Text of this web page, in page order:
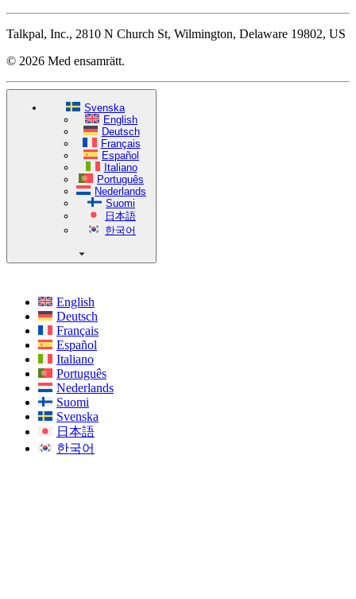
Talkpal, Inc., 2810 N Church St, Wilmington, Delaware 19802, US
© 2026 Med ensamrätt.
Svenska
English
Deutsch
Français
Español
Italiano
Português
Nederlands
Suomi
日本語
한국어
English
Deutsch
Français
Español
Italiano
Português
Nederlands
Suomi
Svenska
日本語
한국어